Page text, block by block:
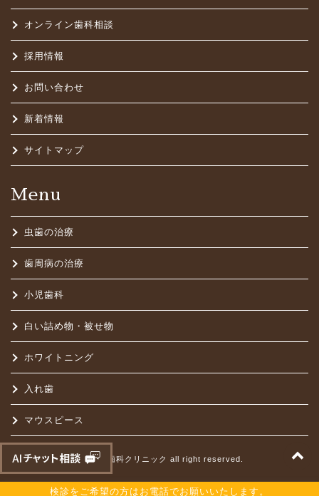
検診をご希望の方はお電話でお願いいたします。
オンライン歯科相談
採用情報
お問い合わせ
新着情報
サイトマップ
Menu
虫歯の治療
歯周病の治療
小児歯科
白い詰め物・被せ物
ホワイトニング
入れ歯
マウスピース
©はらだ歯科クリニック all right reserved.